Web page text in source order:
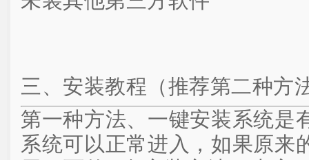
三、安装教程（推荐第二种方
第一种方法、一键安装系统是
系统可以正常进入，如果原来